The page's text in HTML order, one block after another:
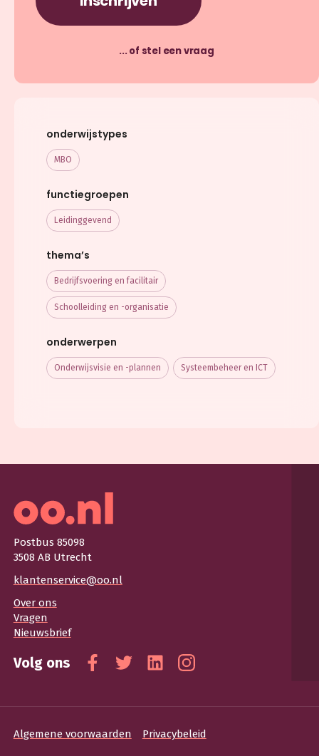
... of stel een vraag
onderwijstypes
MBO
functiegroepen
Leidinggevend
thema’s
Bedrijfsvoering en facilitair
Schoolleiding en -organisatie
onderwerpen
Onderwijsvisie en -plannen Systeembeheer en ICT
Postbus 85098
3508 AB Utrecht
klantenservice@oo.nl
Over ons
Vragen
Nieuwsbrief
Volg ons
Facebook
TwitterLinkedinInstagram
Algemene voorwaarden Privacybeleid